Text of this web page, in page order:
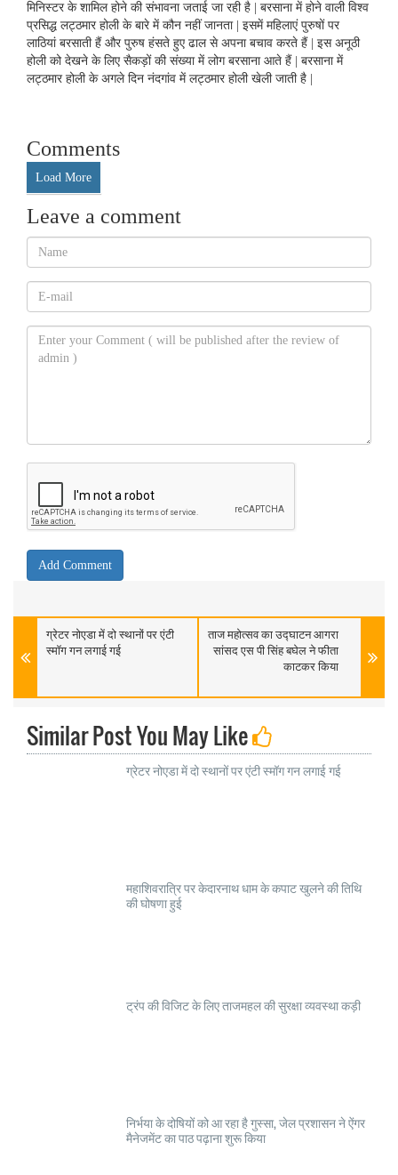
मिनिस्टर के शामिल होने की संभावना जताई जा रही है | बरसाना में होने वाली विश्व
प्रसिद्ध लट्ठमार होली के बारे में कौन नहीं जानता | इसमें महिलाएं पुरुषों पर
लाठियां बरसाती हैं और पुरुष हंसते हुए ढाल से अपना बचाव करते हैं | इस अनूठी
होली को देखने के लिए सैकड़ों की संख्या में लोग बरसाना आते हैं | बरसाना में
लट्ठमार होली के अगले दिन नंदगांव में लट्ठमार होली खेली जाती है |
Comments
Load More
Leave a comment
ग्रेटर नोएडा में दो स्थानों पर एंटी
स्मॉग गन लगाई गई
ताज महोत्सव का उद्घाटन आगरा
सांसद एस पी सिंह बघेल ने फीता
काटकर किया
Similar Post You May Like
ग्रेटर नोएडा में दो स्थानों पर एंटी स्मॉग गन लगाई गई
महाशिवरात्रि पर केदारनाथ धाम के कपाट खुलने की तिथि
की घोषणा हुई
ट्रंप की विजिट के लिए ताजमहल की सुरक्षा व्यवस्था कड़ी
निर्भया के दोषियों को आ रहा है गुस्सा, जेल प्रशासन ने ऐंगर
मैनेजमेंट का पाठ पढ़ाना शुरू किया